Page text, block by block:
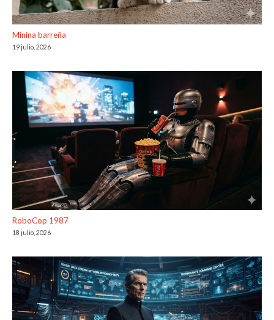
Minina barreña
19 julio, 2026
RoboCop 1987
18 julio, 2026